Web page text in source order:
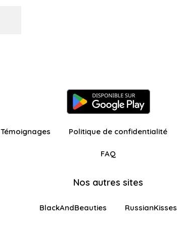
Témoignages Politique de confidentialité
FAQ
Nos autres sites
BlackAndBeauties RussianKisses